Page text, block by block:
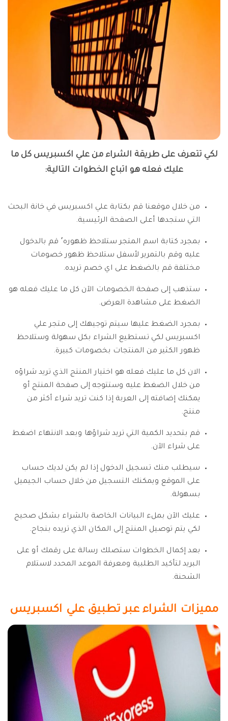
لكي تتعرف على طريقة الشراء من علي اكسبريس كل ما
عليك فعله هو اتباع الخطوات التالية:
من خلال موقعنا قم بكتابة علي اكسبريس في خانة البحث
التي ستجدها أعلى الصفحة الرئيسية.
بمجرد كتابة اسم المتجر ستلاحظ ظهوره٬ قم بالدخول
عليه وقم بالتمرير لأسفل ستلاحظ ظهور خصومات
مختلفة قم بالضغط على اي خصم تريده.
ستذهب إلى صفحة الخصومات الآن كل ما عليك فعله هو
الضغط على مشاهدة العرض.
بمجرد الضغط عليها سيتم توجيهك إلى متجر علي
اكسبريس لكي تستطيع الشراء بكل سهولة وستلاحظ
ظهور الكثير من المنتجات بخصومات كبيرة.
الان كل ما عليك فعله هو اختيار المنتج الذي تريد شراؤه
من خلال الضغط عليه وستتوجه إلى صفحة المنتج أو
يمكنك إضافته إلى العربة إذا كنت تريد شراء أكثر من
منتج.
قم بتحديد الكمية التي تريد شراؤها وبعد الانتهاء اضغط
على شراء الآن.
سيطلب منك تسجيل الدخول إذا لم يكن لديك حساب
على الموقع ويمكنك التسجيل من خلال حساب الجيميل
بسهولة.
عليك الآن بملء البيانات الخاصة بالشراء بشكل صحيح
لكي يتم توصيل المنتج إلى المكان الذي تريده بنجاح.
بعد إكمال الخطوات ستصلك رسالة على رقمك أو على
البريد لتأكيد الطلبية ومعرفة الموعد المحدد لاستلام
الشحنة.
مميزات الشراء عبر تطبيق علي اكسبريس